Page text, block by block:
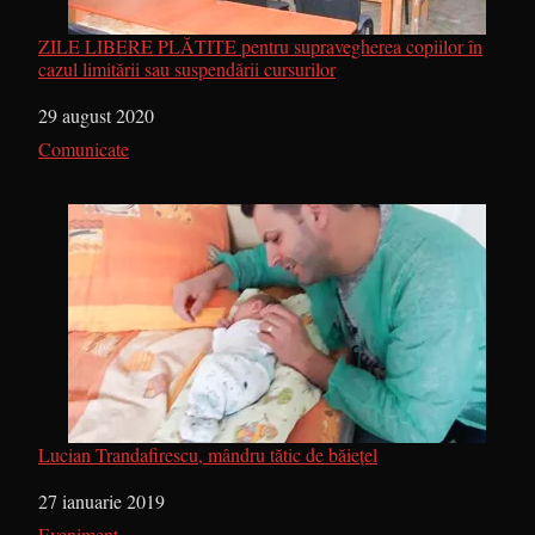
ZILE LIBERE PLĂTITE pentru supravegherea copiilor în
cazul limitării sau suspendării cursurilor
Dată
29 august 2020
În legătură cu
Comunicate
Lucian Trandafirescu, mândru tătic de băiețel
Dată
27 ianuarie 2019